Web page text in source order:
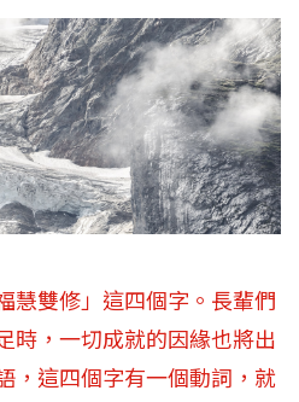
慧雙修」這四個字。長輩們
時，一切成就的因緣也將出
，這四個字有一個動詞，就